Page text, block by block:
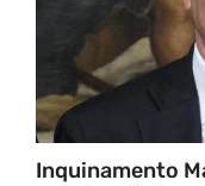
Inquinamento